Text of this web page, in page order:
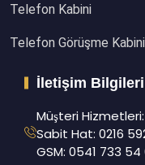
Telefon Kabini
Telefon Görüşme Kabini
İletişim Bilgileri
Müşteri
Sabit Hat: 0216
GSM: 0541 733 54